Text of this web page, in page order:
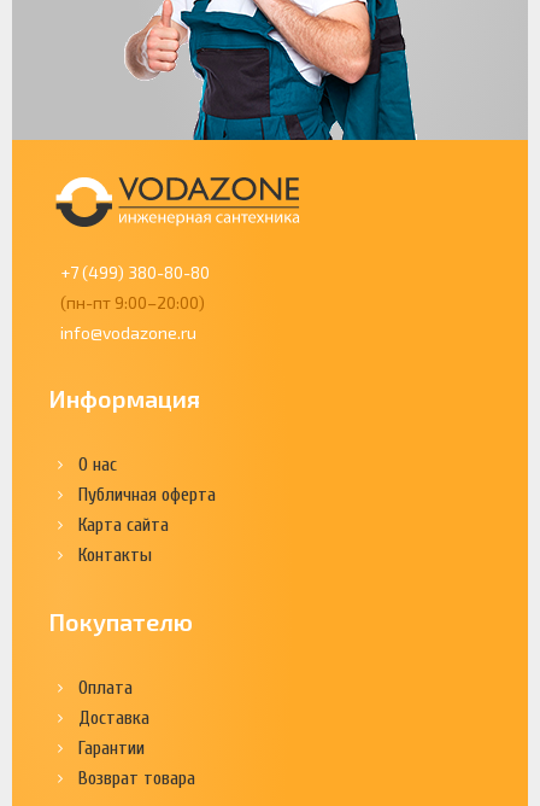
+7 (499) 380-80-80
(пн-пт 9:00–20:00)
info@vodazone.ru
Информация
О нас
Публичная оферта
Карта сайта
Контакты
Покупателю
Оплата
Доставка
Гарантии
Возврат товара